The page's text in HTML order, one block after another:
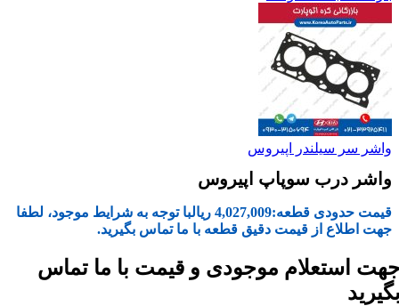
واشر سر سیلندر اپیروس
واشر درب سوپاپ اپیروس
قیمت حدودی قطعه:4,027,009 ریالبا توجه به شرایط موجود، لطفا
جهت اطلاع از قیمت دقیق قطعه با ما تماس بگیرید.
استعلام موجودی و قیمت با ما تماس